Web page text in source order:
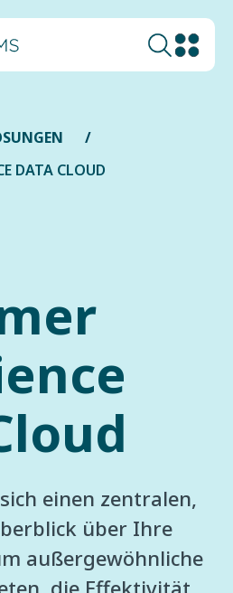
DATA CLOUD
einen zentralen,
über Ihre
außergewöhnliche
die Effektivität